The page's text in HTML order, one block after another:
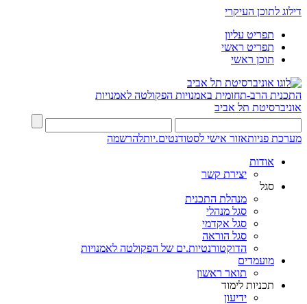
דילוג לתוכן העיקרי
תפריט עליון
תפריט ראשי
תוכן ראשי
התכנית הרב-תחומית באמנויות הפקולטה לאמנויות
אוניברסיטת תל אביב
מערכת פניותאזור אישי לסטודנטים.יותלהרשמה
אודות
יצירת קשר
סגל
מנהלת התכנית
סגל מנהלי
סגל אקדמי
סגל הוראה
הדוקטורנטיות.ים של הפקולטה לאמנויות
מועמדים
תואר ראשון
תכניות לימוד
ידיעון